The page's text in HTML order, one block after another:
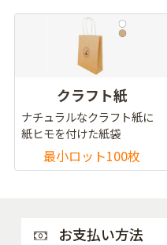
クラフト紙
ナチュラルなクラフト紙に
紙ヒモを付けた紙袋
最小ロット100枚
お支払い方法